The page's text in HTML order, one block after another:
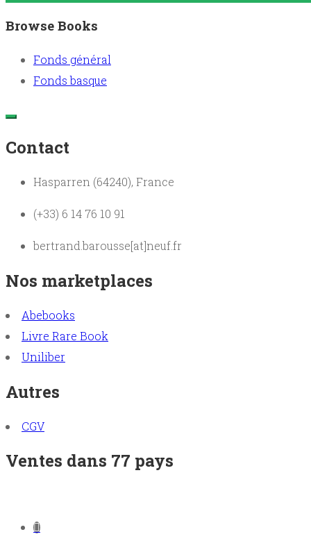
Browse Books
Fonds général
Fonds basque
Contact
Hasparren (64240), France
(+33) 6 14 76 10 91
bertrand.barousse[at]neuf.fr
Nos marketplaces
Abebooks
Livre Rare Book
Uniliber
Autres
CGV
Ventes dans 77 pays